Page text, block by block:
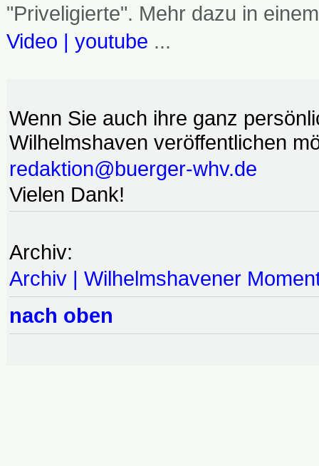
"Priveligierte". Mehr dazu in
Video | youtube ...
Wenn Sie auch ihre ganz
Wilhelmshaven veröffentlichen
redaktion@buerger-whv.de
Vielen Dank!
Archiv:
Archiv | Wilhelmshavener
nach oben